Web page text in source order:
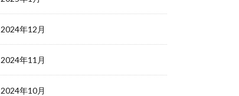
2024年12月
2024年11月
2024年10月